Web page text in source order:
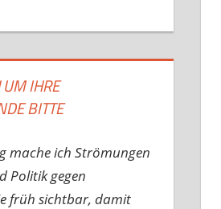
IHRE
BITTE
mache ich Strömungen
Politik gegen
früh sichtbar, damit